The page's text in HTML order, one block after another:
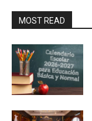
MOST READ